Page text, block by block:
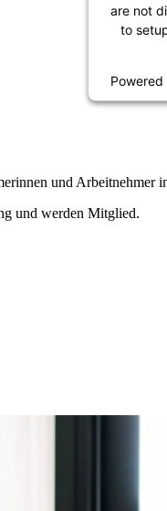
are not
to
und Arbeitnehmer
und werden Mitglied.